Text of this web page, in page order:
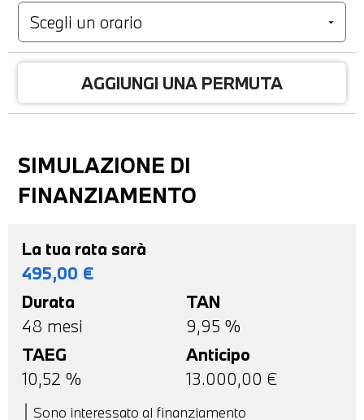
AGGIUNGI UNA PERMUTA
SIMULAZIONE DI
FINANZIAMENTO
La tua rata sarà
495,00 €
Durata
48 mesi
TAN
9,95 %
TAEG
10,52 %
Anticipo
13.000,00 €
Sono interessato al finanziamento